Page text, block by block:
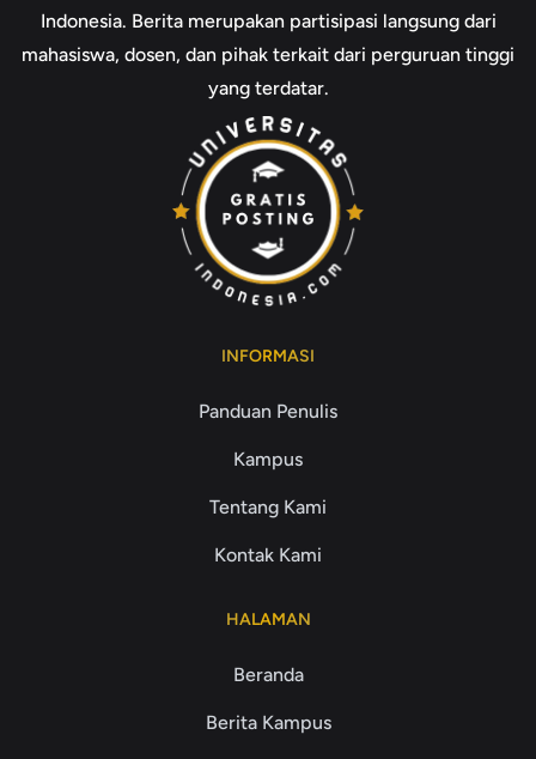
Indonesia. Berita merupakan partisipasi langsung dari
mahasiswa, dosen, dan pihak terkait dari perguruan tinggi
yang terdatar.
INFORMASI
Panduan Penulis
Kampus
Tentang Kami
Kontak Kami
HALAMAN
Beranda
Berita Kampus